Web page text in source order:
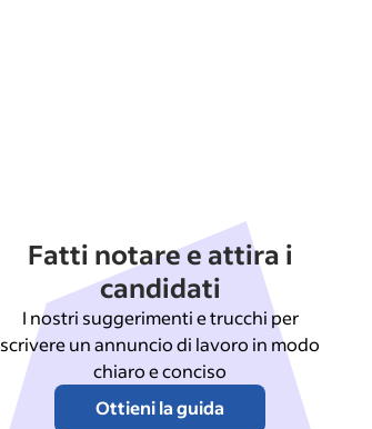
Fatti notare e attira i
candidati
I nostri suggerimenti e trucchi per
scrivere un annuncio di lavoro in modo
chiaro e conciso
Ottieni la guida